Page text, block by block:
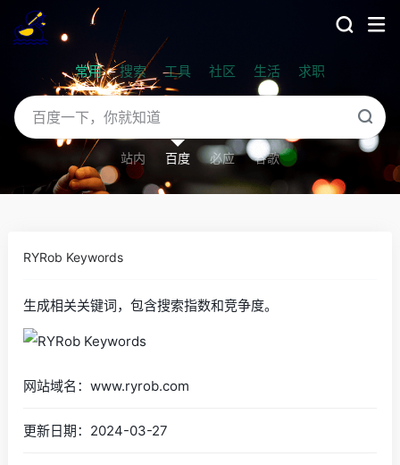
常用 搜索 工具 社区 生活 求职
站内 百度 必应 谷歌
RYRob Keywords
生成相关关键词，包含搜索指数和竞争度。
网站域名：www.ryrob.com
更新日期：2024-03-27